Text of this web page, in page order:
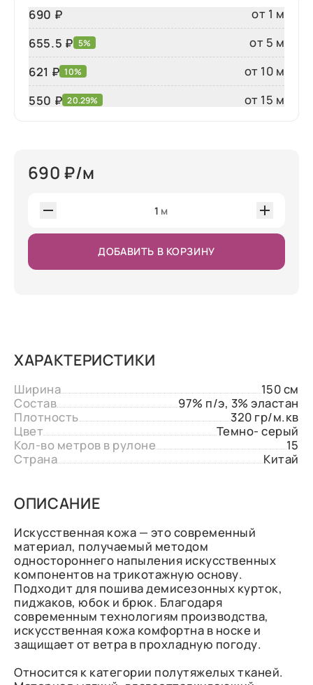
690 ₽
от 1 м
655.5 ₽ 5%
от 5 м
621 ₽ 10%
от 10 м
550 ₽ 20.29% от 15 м
690 ₽/м
1 м
ДОБАВИТЬ В КОРЗИНУ
ХАРАКТЕРИСТИКИ
Ширина
150 см
Состав
97% п/э, 3% эластан
Плотность
320 гр/м.кв
Цвет
Темно- серый
Кол-во метров в рулоне
15
Страна
Китай
ОПИСАНИЕ
Искусственная кожа — это современный
материал, получаемый методом
одностороннего напыления искусственных
компонентов на трикотажную основу.
Подходит для пошива демисезонных курток,
пиджаков, юбок и брюк. Благодаря
современным технологиям производства,
искусственная кожа комфортна в носке и
защищает от ветра в прохладную погоду.
Относится к категории полутяжелых тканей.